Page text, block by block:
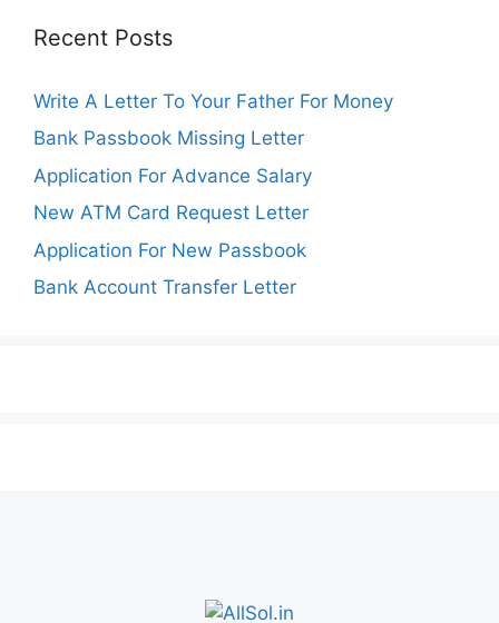
Recent Posts
Write A Letter To Your Father For Money
Bank Passbook Missing Letter
Application For Advance Salary
New ATM Card Request Letter
Application For New Passbook
Bank Account Transfer Letter